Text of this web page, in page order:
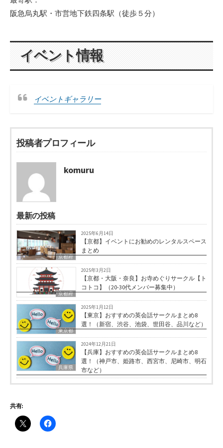
阪急烏丸駅・市営地下鉄四条駅（徒歩５分）
イベント情報
イベントギャラリー
投稿者プロフィール
komuru
最新の投稿
京都府
2025年6月14日
【京都】イベントにお勧めのレンタルスペース
まとめ
京都府
2025年3月2日
【京都・大阪・奈良】お寺めぐりサークル【ト
コトコ】（20-30代メンバー募集中）
東京都
2025年1月12日
【東京】おすすめの英会話サークルまとめ8
選！（新宿、渋谷、池袋、世田谷、品川など）
兵庫県
2024年12月21日
【兵庫】おすすめの英会話サークルまとめ8
選！（神戸市、姫路市、西宮市、尼崎市、明石
市など）
共有: